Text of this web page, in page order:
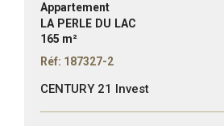
Appartement
LA PERLE DU LAC
165 m²
Réf: 187327-2
CENTURY 21 Invest